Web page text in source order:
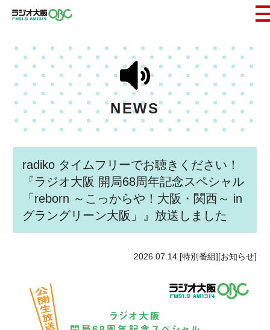
NEWS
radiko タイムフリーでお聴きください！
『ラジオ大阪 開局68周年記念スペシャル
「reborn ～こっからや！大阪・関西～ in
グラングリーン大阪」』放送しました
2026.07.14[特別番組][お知らせ]